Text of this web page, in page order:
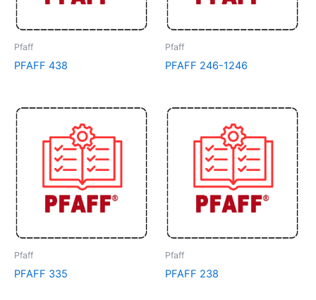
Pfaff
PFAFF 438
Pfaff
PFAFF 246-1246
Pfaff
PFAFF 335
Pfaff
PFAFF 238